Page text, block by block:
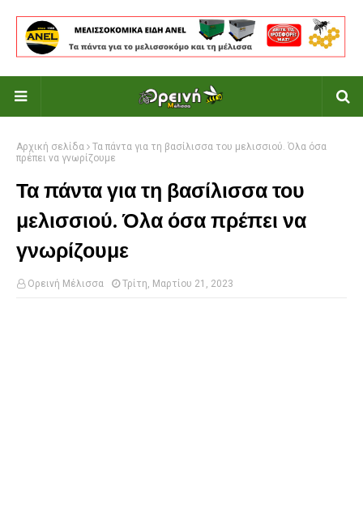
Αρχική σελίδα
Τα πάντα για τη βασίλισσα του μελισσιού. Όλα όσα
πρέπει να γνωρίζουμε
Τα πάντα για τη βασίλισσα του
μελισσιού. Όλα όσα πρέπει να
γνωρίζουμε
Ορεινή Μέλισσα Τρίτη, Μαρτίου 21, 2023